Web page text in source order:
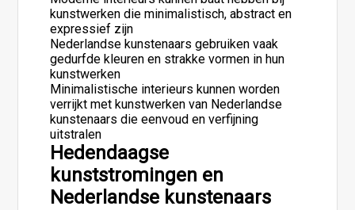
kunstwerken die minimalistisch, abstract en
expressief zijn
Nederlandse kunstenaars gebruiken vaak
gedurfde kleuren en strakke vormen in hun
kunstwerken
Minimalistische interieurs kunnen worden
verrijkt met kunstwerken van Nederlandse
kunstenaars die eenvoud en verfijning
uitstralen
Hedendaagse
kunststromingen en
Nederlandse kunstenaars